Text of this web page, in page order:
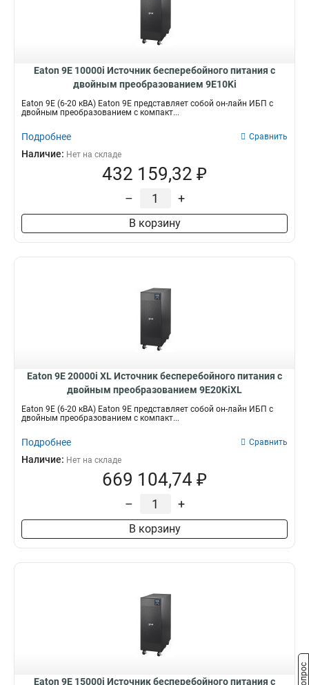
Eaton 9E 10000i Источник бесперебойного питания с
двойным преобразованием 9E10Ki
Eaton 9E (6-20 кВА) Eaton 9E представляет собой он-лайн ИБП с
двойным преобразованием с компакт...
Подробнее Сравнить
Наличие: Нет на складе
432 159,32 ₽
– +
В корзину
Eaton 9E 20000i XL Источник бесперебойного питания с
двойным преобразованием 9E20KiXL
Eaton 9E (6-20 кВА) Eaton 9E представляет собой он-лайн ИБП с
двойным преобразованием с компакт...
Подробнее Сравнить
Наличие: Нет на складе
669 104,74 ₽
– +
В корзину
Eaton 9E 15000i Источник бесперебойного питания с